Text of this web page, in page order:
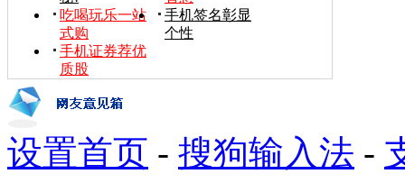
吃喝玩乐一站
式购
手机签名彰显
个性
手机证券荐优
质股
设置首页 - 搜狗输入法 -